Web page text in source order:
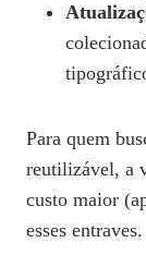
Para quem
reutilizável, a
custo maior
esses entraves.